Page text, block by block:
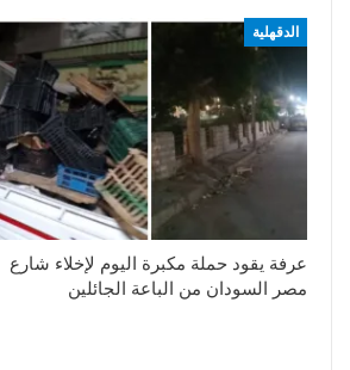
الدقهلية
عرفة يقود حملة مكبرة اليوم لإخلاء شارع
مصر السودان من الباعة الجائلين